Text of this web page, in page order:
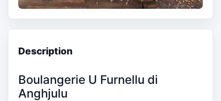
Description
Boulangerie U Furnellu di
Anghjulu